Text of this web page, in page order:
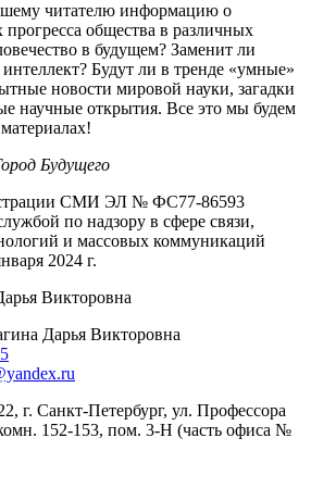
читателю информацию о
общества в различных
в будущем? Заменит ли
Будут ли в тренде «умные»
новости мировой науки, загадки
научные открытия. Все это мы будем
Будущего
СМИ ЭЛ № ФС77-86593
по надзору в сфере связи,
и массовых коммуникаций
2024 г.
Викторовна
Дарья Викторовна
г. Санкт-Петербург, ул. Профессора
152-153, пом. 3-Н (часть офиса №